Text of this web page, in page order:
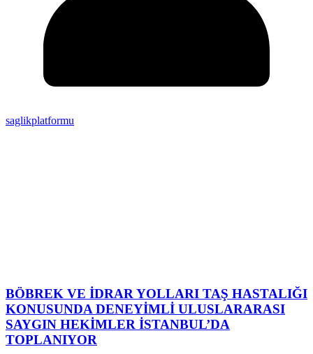
saglikplatformu
BÖBREK VE İDRAR YOLLARI TAŞ HASTALIĞI
KONUSUNDA DENEYİMLİ ULUSLARARASI
SAYGIN HEKİMLER İSTANBUL’DA
TOPLANIYOR